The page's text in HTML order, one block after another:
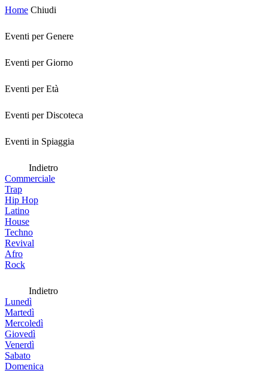
Home Chiudi
Eventi per Genere
Eventi per Giorno
Eventi per Età
Eventi per Discoteca
Eventi in Spiaggia
Indietro
Commerciale
Trap
Hip Hop
Latino
House
Techno
Revival
Afro
Rock
Indietro
Lunedì
Martedì
Mercoledì
Giovedì
Venerdì
Sabato
Domenica